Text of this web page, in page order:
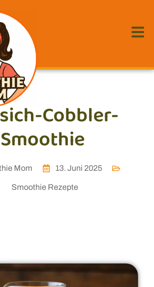
Cobbler-
Smoothie
Mom 13. Juni 2025
Smoothie Rezepte